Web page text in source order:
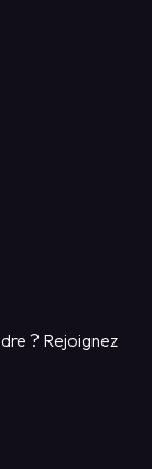
? Rejoignez